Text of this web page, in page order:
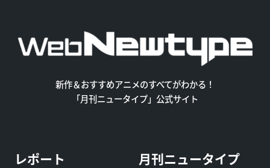
新作＆おすすめアニメのすべてがわかる！
「月刊ニュータイプ」公式サイト
レポート
月刊ニュータイプ